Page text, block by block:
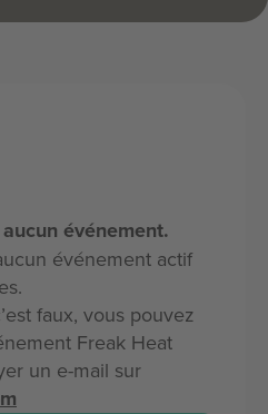
événement.
événement actif
faux, vous pouvez
Freak Heat
un e-mail sur